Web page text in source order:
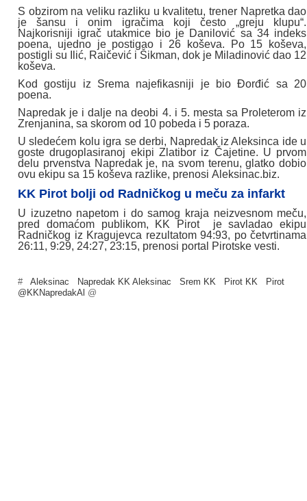
S obzirom na veliku razliku u kvalitetu, trener Napretka dao
je šansu i onim igračima koji često „greju klupu“.
Najkorisniji igrač utakmice bio je Danilović sa 34 indeks
poena, ujedno je postigao i 26 koševa. Po 15 koševa,
postigli su Ilić, Raičević i Šikman, dok je Miladinović dao 12
koševa.
Kod gostiju iz Srema najefikasniji je bio Đorđić sa 20
poena.
Napredak je i dalje na deobi 4. i 5. mesta sa Proleterom iz
Zrenjanina, sa skorom od 10 pobeda i 5 poraza.
U sledećem kolu igra se derbi, Napredak iz Aleksinca ide u
goste drugoplasiranoj ekipi Zlatibor iz Čajetine. U prvom
delu prvenstva Napredak je, na svom terenu, glatko dobio
ovu ekipu sa 15 koševa razlike, prenosi Aleksinac.biz.
KK Pirot bolji od Radničkog u meču za infarkt
U izuzetno napetom i do samog kraja neizvesnom meču,
pred domaćom publikom, KK Pirot je savladao ekipu
Radničkog iz Kragujevca rezultatom 94:93, po četvrtinama
26:11, 9:29, 24:27, 23:15, prenosi portal Pirotske vesti.
# Aleksinac Napredak KK Aleksinac Srem KK Pirot KK
Pirot
@KKNapredakAl @